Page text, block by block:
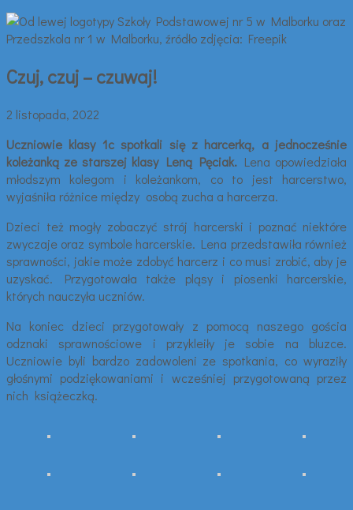
Czuj, czuj – czuwaj!
2 listopada, 2022
Uczniowie klasy 1c spotkali się z harcerką, a jednocześnie
koleżanką ze starszej klasy Leną Pęciak.Lena opowiedziała
młodszym kolegom i koleżankom, co to jest harcerstwo,
wyjaśniła różnice między osobą zucha a harcerza.
Dzieci też mogły zobaczyć strój harcerski i poznać niektóre
zwyczaje oraz symbole harcerskie. Lena przedstawiła również
sprawności, jakie może zdobyć harcerz i co musi zrobić, aby je
uzyskać. Przygotowała także pląsy i piosenki harcerskie,
których nauczyła uczniów.
Na koniec dzieci przygotowały z pomocą naszego gościa
odznaki sprawnościowe i przykleiły je sobie na bluzce.
Uczniowie byli bardzo zadowoleni ze spotkania, co wyraziły
głośnymi podziękowaniami i wcześniej przygotowaną przez
nich książeczką.